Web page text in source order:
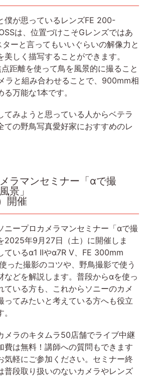
僕が思っているレンズFE 200-
は、位置づけこそGレンズではあ
ーと言ってもいいぐらいの解像力と
しく描写することができます。
距離を使って鳥を風景的に撮ること
ラと組み合わせることで、900mm相
万能な1本です。
てみようと思っている人からベテラ
ての野鳥写真愛好家におすすめのレ
ラマンセミナー「αで撮
景」
開催
ニープロカメラマンセミナー「αで撮
2025年9月27日（土）に開催しま
ているα1 IIやα7R V、FE 300mm
った撮影のコツや、野鳥撮影で使う
などを解説します。普段からαを使っ
ている方も、これからソニーのカメ
ってみたいと考えている方へも役立
メラのキタムラ50店舗でライブ中継
費は無料！講師への質問もできます
気軽にご参加ください。セミナー終
普段取り扱いのないカメラやレンズ